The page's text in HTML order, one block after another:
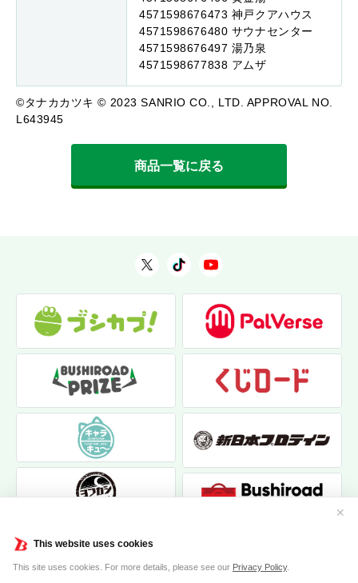
This website uses cookies
This site uses cookies. For more details, please see our Privacy Policy.
✕
4571598676473 神戸クアハウス
4571598676480 サウナセンター
4571598676497 湯乃泉
4571598677838 アムザ
©タナカカツキ © 2023 SANRIO CO., LTD. APPROVAL NO.
L643945
商品一覧に戻る